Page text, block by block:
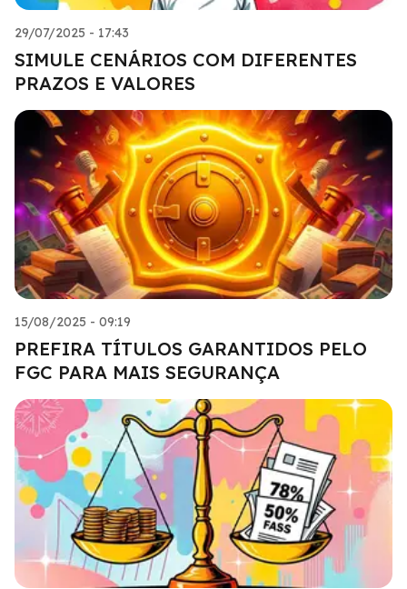
29/07/2025 - 17:43
SIMULE CENÁRIOS COM DIFERENTES
PRAZOS E VALORES
15/08/2025 - 09:19
PREFIRA TÍTULOS GARANTIDOS PELO
FGC PARA MAIS SEGURANÇA